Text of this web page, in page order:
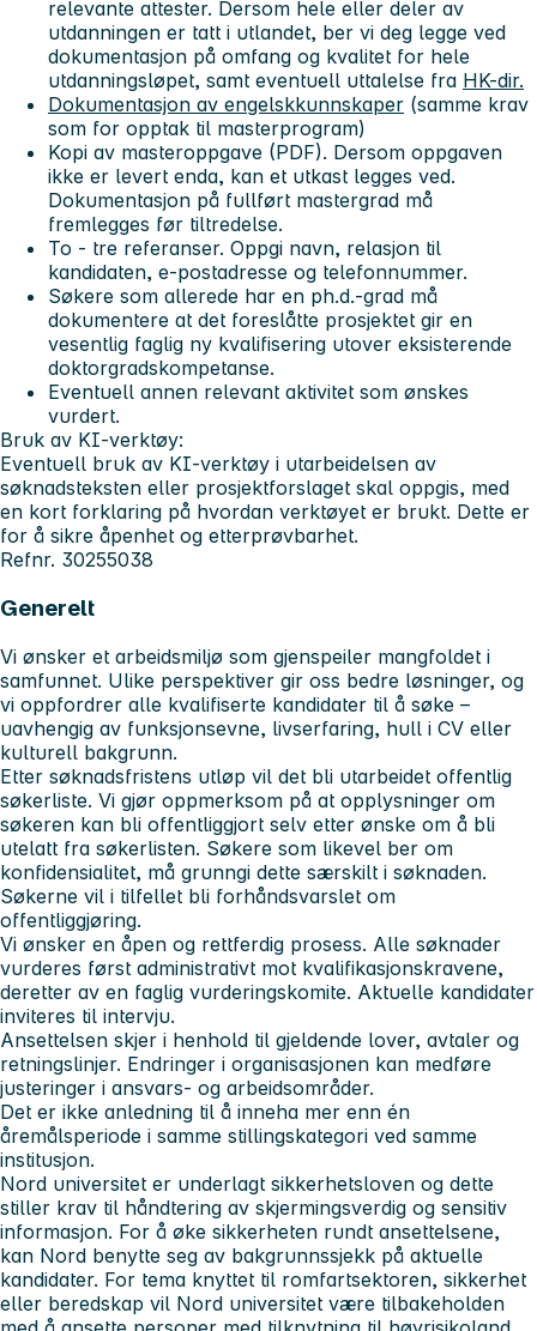
relevante attester. Dersom hele eller deler av
utdanningen er tatt i utlandet, ber vi deg legge ved
dokumentasjon på omfang og kvalitet for hele
utdanningsløpet, samt eventuell uttalelse fra HK-dir.
Dokumentasjon av engelskkunnskaper (samme krav
som for opptak til masterprogram)
Kopi av masteroppgave (PDF). Dersom oppgaven
ikke er levert enda, kan et utkast legges ved.
Dokumentasjon på fullført mastergrad må
fremlegges før tiltredelse.
To - tre referanser. Oppgi navn, relasjon til
kandidaten, e-postadresse og telefonnummer.
Søkere som allerede har en ph.d.-grad må
dokumentere at det foreslåtte prosjektet gir en
vesentlig faglig ny kvalifisering utover eksisterende
doktorgradskompetanse.
Eventuell annen relevant aktivitet som ønskes
vurdert.
Bruk av KI-verktøy:
Eventuell bruk av KI-verktøy i utarbeidelsen av
søknadsteksten eller prosjektforslaget skal oppgis, med
en kort forklaring på hvordan verktøyet er brukt. Dette er
for å sikre åpenhet og etterprøvbarhet.
Refnr. 30255038
Generelt
Vi ønsker et arbeidsmiljø som gjenspeiler mangfoldet i
samfunnet. Ulike perspektiver gir oss bedre løsninger, og
vi oppfordrer alle kvalifiserte kandidater til å søke –
uavhengig av funksjonsevne, livserfaring, hull i CV eller
kulturell bakgrunn.
Etter søknadsfristens utløp vil det bli utarbeidet offentlig
søkerliste. Vi gjør oppmerksom på at opplysninger om
søkeren kan bli offentliggjort selv etter ønske om å bli
utelatt fra søkerlisten. Søkere som likevel ber om
konfidensialitet, må grunngi dette særskilt i søknaden.
Søkerne vil i tilfellet bli forhåndsvarslet om
offentliggjøring.
Vi ønsker en åpen og rettferdig prosess. Alle søknader
vurderes først administrativt mot kvalifikasjonskravene,
deretter av en faglig vurderingskomite. Aktuelle kandidater
inviteres til intervju.
Ansettelsen skjer i henhold til gjeldende lover, avtaler og
retningslinjer. Endringer i organisasjonen kan medføre
justeringer i ansvars- og arbeidsområder.
Det er ikke anledning til å inneha mer enn én
åremålsperiode i samme stillingskategori ved samme
institusjon.
Nord universitet er underlagt sikkerhetsloven og dette
stiller krav til håndtering av skjermingsverdig og sensitiv
informasjon. For å øke sikkerheten rundt ansettelsene,
kan Nord benytte seg av bakgrunnssjekk på aktuelle
kandidater. For tema knyttet til romfartsektoren, sikkerhet
eller beredskap vil Nord universitet være tilbakeholden